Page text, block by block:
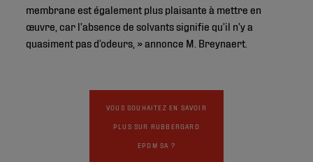
membrane est également plus plaisante à mettre en
œuvre, car l’absence de solvants signifie qu’il n’y a
quasiment pas d’odeurs, » annonce M. Breynaert.
VOUS SOUHAITEZ EN SAVOIR
PLUS SUR RUBBERGARD
EPDM SA ?